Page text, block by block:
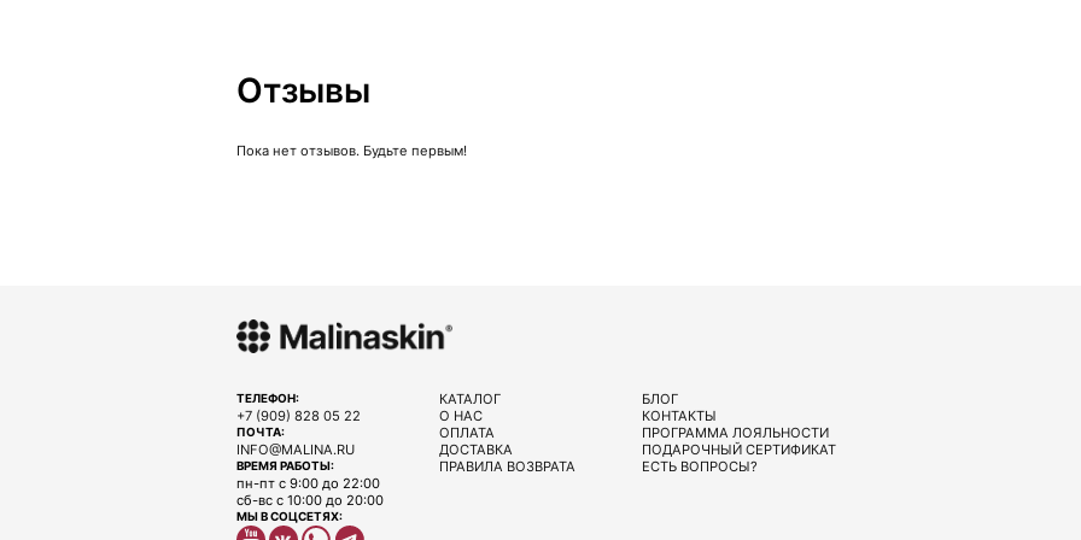
Отзывы
Пока нет отзывов. Будьте первым!
ТЕЛЕФОН:
+7 (909) 828 05 22
ПОЧТА:
INFO@MALINA.RU
ВРЕМЯ РАБОТЫ:
пн-пт с 9:00 до 22:00
сб-вс с 10:00 до 20:00
МЫ В СОЦСЕТЯХ:
КАТАЛОГ
О НАС
ОПЛАТА
ДОСТАВКА
ПРАВИЛА ВОЗВРАТА
БЛОГ
КОНТАКТЫ
ПРОГРАММА ЛОЯЛЬНОСТИ
ПОДАРОЧНЫЙ СЕРТИФИКАТ
ЕСТЬ ВОПРОСЫ?